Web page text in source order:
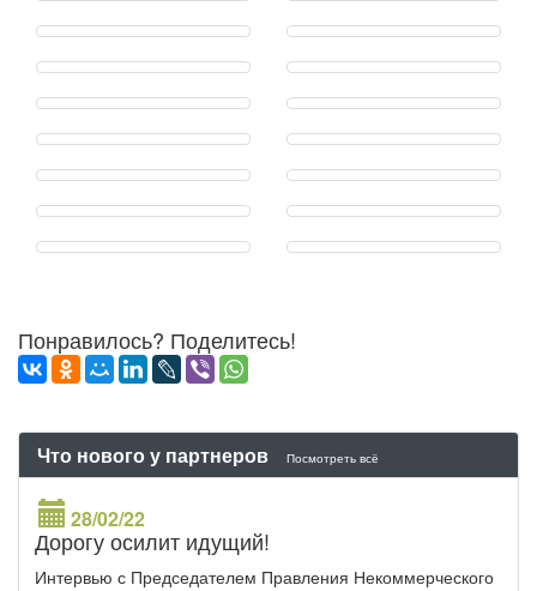
Понравилось? Поделитесь!
Что нового у партнеров Посмотреть всё
28/02/22
Дорогу осилит идущий!
Интервью с Председателем Правления Некоммерческого